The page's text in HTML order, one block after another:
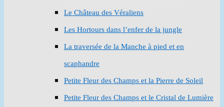
Le Château des Véraliens
Les Hortours dans l’enfer de la jungle
La traversée de la Manche à pied et en
scaphandre
Petite Fleur des Champs et la Pierre de Soleil
Petite Fleur des Champs et le Cristal de Lumière